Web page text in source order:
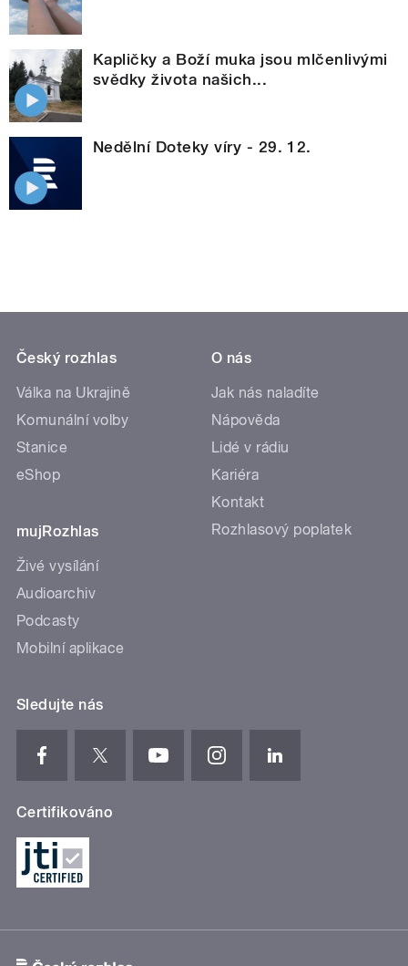
Kapličky a Boží muka jsou mlčenlivými
svědky života našich...
Nedělní Doteky víry - 29. 12.
Český rozhlas
Válka na Ukrajině
Komunální volby
Stanice
eShop
mujRozhlas
Živé vysílání
Audioarchiv
Podcasty
Mobilní aplikace
O nás
Jak nás naladíte
Nápověda
Lidé v rádiu
Kariéra
Kontakt
Rozhlasový poplatek
Sledujte nás
Certifikováno